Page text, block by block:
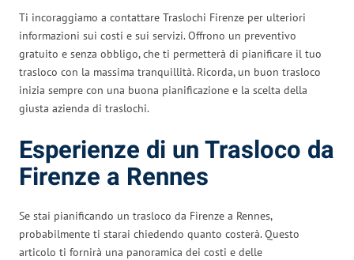
Ti incoraggiamo a contattare Traslochi Firenze per ulteriori
informazioni sui costi e sui servizi. Offrono un preventivo
gratuito e senza obbligo, che ti permetterà di pianificare il tuo
trasloco con la massima tranquillità. Ricorda, un buon trasloco
inizia sempre con una buona pianificazione e la scelta della
giusta azienda di traslochi.
Esperienze di un Trasloco da
Firenze a Rennes
Se stai pianificando un trasloco da Firenze a Rennes,
probabilmente ti starai chiedendo quanto costerà. Questo
articolo ti fornirà una panoramica dei costi e delle